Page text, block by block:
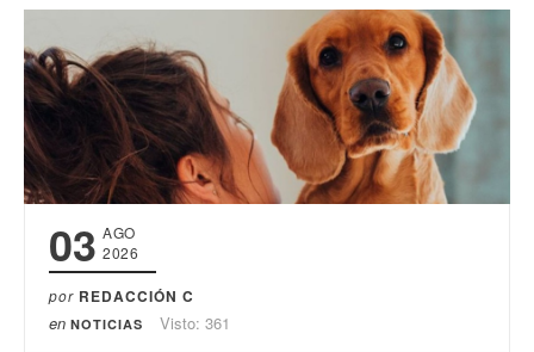
03 AGO
2026
por REDACCIÓN C
en NOTICIAS Visto: 361